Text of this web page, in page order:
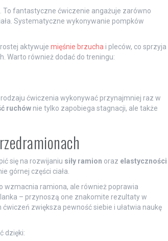
. To fantastyczne ćwiczenie angażuje zarówno
Systematyczne wykonywanie pompków
aktywuje mięśnie brzucha i pleców, co sprzyja
Warto również dodać do treningu:
rodzaju ćwiczenia wykonywać przynajmniej raz w
ruchównie tylko zapobiega stagnacji, ale także
się na rozwijaniu siły ramion oraz elastyczności
górnej części ciała.
wzmacnia ramiona, ale również poprawia
– przynoszą one znakomite rezultaty w
zwiększa pewność siebie i ułatwia naukę
dzięki: